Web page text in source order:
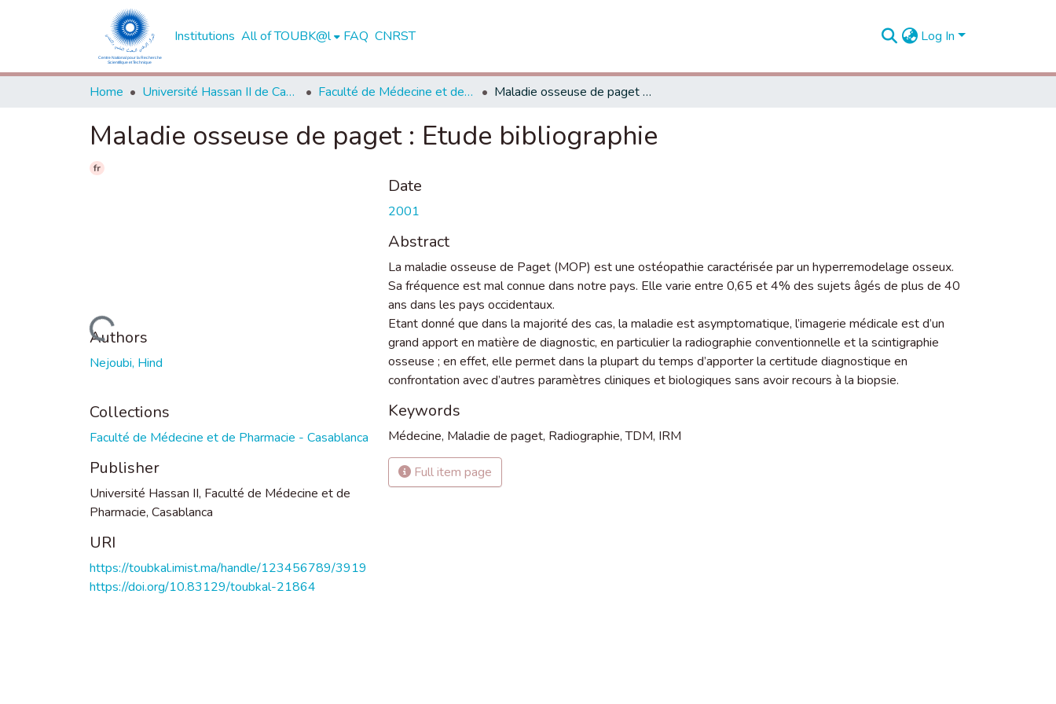
Institutions All of TOUBK@l FAQ CNRST Log In
Home Université Hassan II de Casablanca Faculté de Médecine et de Pharmacie - Casablanca Maladie osseuse de paget : Etude bibliographie
Maladie osseuse de paget : Etude bibliographie
fr
Loading...
Authors
Nejoubi, Hind
Collections
Faculté de Médecine et de Pharmacie - Casablanca
Publisher
Université Hassan II, Faculté de Médecine et de
Pharmacie, Casablanca
URI
https://toubkal.imist.ma/handle/123456789/3919
https://doi.org/10.83129/toubkal-21864
Date
2001
Abstract
La maladie osseuse de Paget (MOP) est une ostéopathie caractérisée par un hyperremodelage osseux.
Sa fréquence est mal connue dans notre pays. Elle varie entre 0,65 et 4% des sujets âgés de plus de 40
ans dans les pays occidentaux.
Etant donné que dans la majorité des cas, la maladie est asymptomatique, l’imagerie médicale est d’un
grand apport en matière de diagnostic, en particulier la radiographie conventionnelle et la scintigraphie
osseuse ; en effet, elle permet dans la plupart du temps d’apporter la certitude diagnostique en
confrontation avec d’autres paramètres cliniques et biologiques sans avoir recours à la biopsie.
Keywords
Médecine, Maladie de paget, Radiographie,TDM, IRM
Full item page